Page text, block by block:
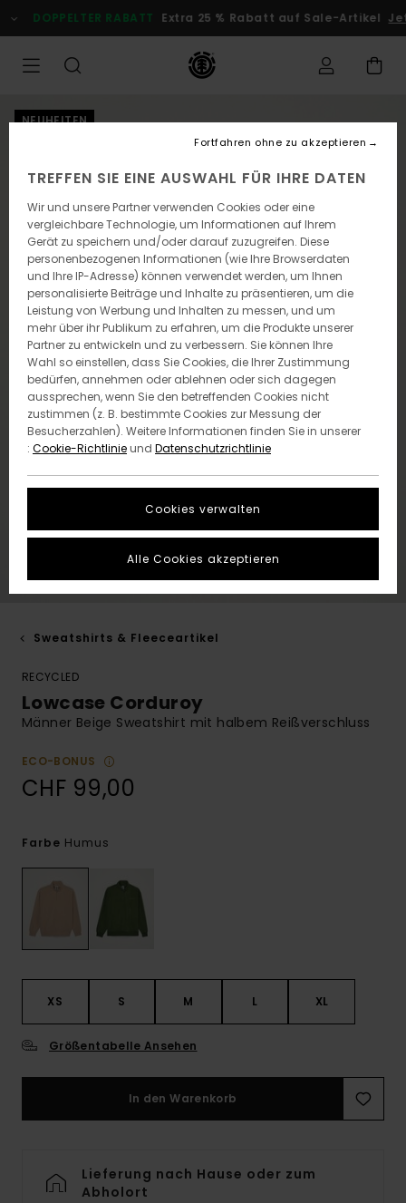
zur
Produktinformation
DOPPELTER RABATT Extra 25 % Rabatt auf Sale-Artikel
NEUHEITEN
Sweatshirts & Fleeceartikel
RECYCLED
Lowcase Corduroy
Männer Beige Sweatshirt mit halbem Reißverschluss
ECO-BONUS
CHF 99,00
Farbe Humus
XS S M L XL
Größentabelle Ansehen
In den Warenkorb
Lieferung nach Hause oder zum
Abholort
TREFFEN SIE EINE AUSWAHL FÜR IHRE DATEN
Wir und unsere Partner verwenden Cookies oder eine
vergleichbare Technologie, um Informationen auf Ihrem
Gerät zu speichern und/oder darauf zuzugreifen. Diese
personenbezogenen Informationen (wie Ihre Browserdaten
und Ihre IP-Adresse) können verwendet werden, um Ihnen
personalisierte Beiträge und Inhalte zu präsentieren, um die
Leistung von Werbung und Inhalten zu messen, und um
mehr über ihr Publikum zu erfahren, um die Produkte unserer
Partner zu entwickeln und zu verbessern. Sie können Ihre
Wahl so einstellen, dass Sie Cookies, die Ihrer Zustimmung
bedürfen, annehmen oder ablehnen oder sich dagegen
aussprechen, wenn Sie den betreffenden Cookies nicht
zustimmen (z. B. bestimmte Cookies zur Messung der
Besucherzahlen). Weitere Informationen finden Sie in unserer
: Cookie-Richtlinieund Datenschutzrichtlinie
Cookies verwalten
Fortfahren ohne zu akzeptieren
Alle Cookies akzeptieren